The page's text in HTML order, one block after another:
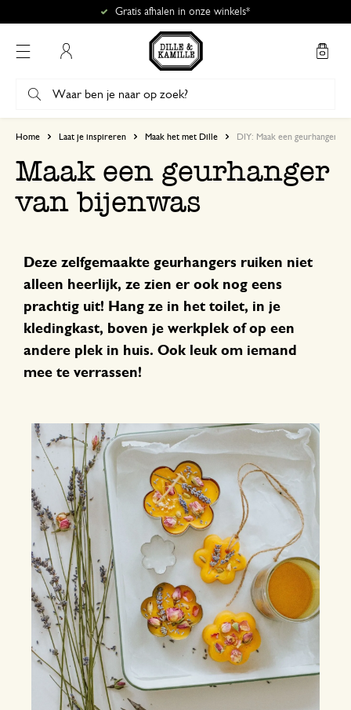
Home Laat je inspireren Maak het met Dille DIY: Maak een geurhanger
Maak een geurhanger
van bijenwas
Deze zelfgemaakte geurhangers ruiken niet
alleen heerlijk, ze zien er ook nog eens
prachtig uit! Hang ze in het toilet, in je
kledingkast, boven je werkplek of op een
andere plek in huis. Ook leuk om iemand
mee te verrassen!